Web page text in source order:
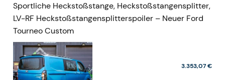
Sportliche Heckstoßstange, Heckstoßstangensplitter,
LV-RF Heckstoßstangensplitterspoiler – Neuer Ford
Tourneo Custom
3.353,07 €